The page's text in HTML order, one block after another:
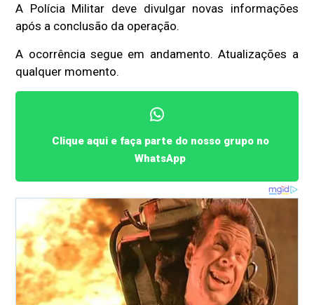
A Polícia Militar deve divulgar novas informações
após a conclusão da operação.
A ocorrência segue em andamento. Atualizações a
qualquer momento.
Clique aqui e faça parte do nosso grupo no
WhatsApp